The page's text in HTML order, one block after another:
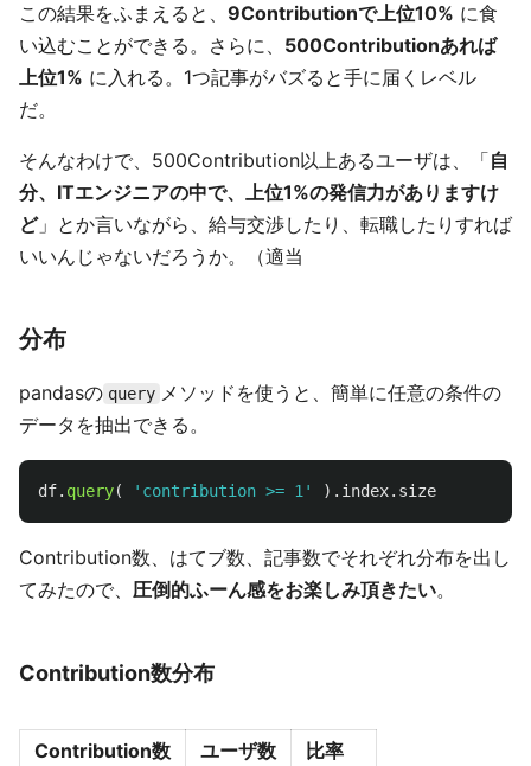
この結果をふまえると、 9Contributionで上位10% に食
い込むことができる。さらに、 500Contributionあれば
上位1% に入れる。1つ記事がバズると手に届くレベル
だ。
そんなわけで、500Contribution以上あるユーザは、「自
分、ITエンジニアの中で、上位1%の発信力がありますけ
ど」とか言いながら、給与交渉したり、転職したりすれば
いいんじゃないだろうか。（適当
分布
pandasの query メソッドを使うと、簡単に任意の条件の
データを抽出できる。
df. query( ' contribution >= 1 ' ). index. size
Contribution数、はてブ数、記事数でそれぞれ分布を出し
てみたので、 圧倒的ふーん感をお楽しみ頂きたい。
Contribution数分布
Contribution数 ユーザ数 比率